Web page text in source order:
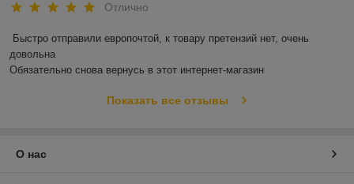
Отлично
Быстро отправили европочтой, к товару претензий нет, очень
довольна
Обязательно снова вернусь в этот интернет-магазин
Показать все отзывы
О нас